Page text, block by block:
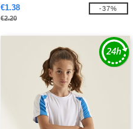
€1.38
€2.20
-37%